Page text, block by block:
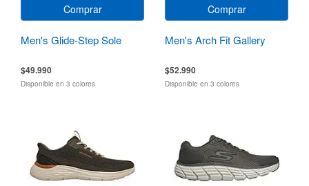
Comprar
Men's Glide-Step Sole
$49.990
Disponible en 3 colores
Comprar
Men's Arch Fit Gallery
$52.990
Disponible en 3 colores